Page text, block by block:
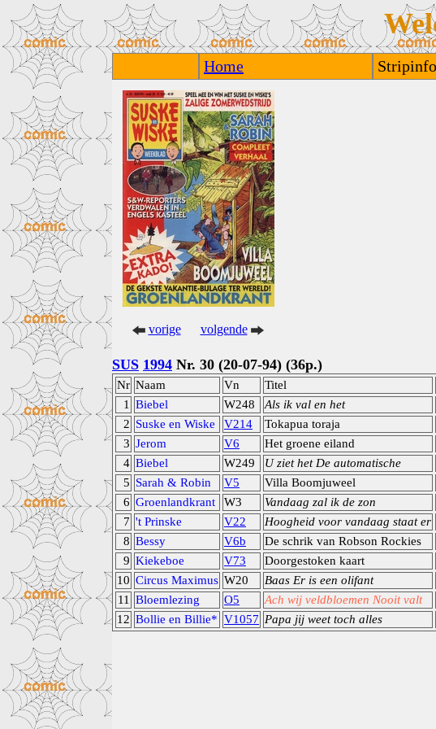
Home
vorige volgende
SUS 1994 Nr. 30 (20-07-94) (36p.)
Nr Naam Vn Titel
1
Biebel W248 Als ik val en het
2 Suske en Wiske V214 Tokapua toraja
3 Jerom V6 Het groene eiland
4 Biebel W249 U ziet het De automatische
5 Sarah & Robin V5 Villa Boomjuweel
6 Groenlandkrant W3 Vandaag zal ik de zon
7 't Prinske V22 Hoogheid voor vandaag staat er
8 Bessy V6b De schrik van Robson Rockies
9 Kiekeboe V73 Doorgestoken kaart
10 Circus Maximus W20 Baas Er is een olifant
11
Bloemlezing O5 Ach wij veldbloemen Nooit valt
12 Bollie en Billie* V1057 Papa jij weet toch alles